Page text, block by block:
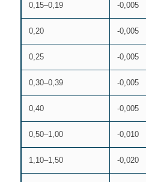
0,15–0,19 -0,005
0,20 -0,005
0,25 -0,005
0,30–0,39 -0,005
0,40 -0,005
0,50–1,00 -0,010
1,10–1,50 -0,020